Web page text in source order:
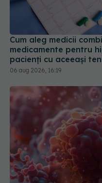
Cum aleg medicii
medicamente pentru
pacienți cu aceeași
tratamente diferite
06 aug 2026, 16:19